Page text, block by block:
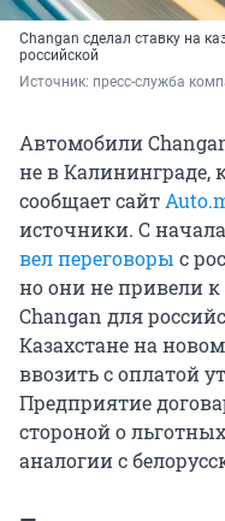
Changan сделал ставку на
российской
Источник: пресс-служба
Автомобили
не в Калининграде,
сообщает сайт
источники. С
вел переговоры с
но они не привели к
Changan для
Казахстане на
ввозить с оплатой
Предприятие
стороной о
аналогии с